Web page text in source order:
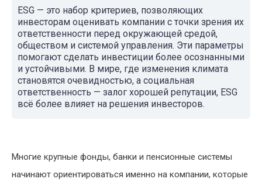
ESG — это набор критериев, позволяющих
инвесторам оценивать компании с точки зрения их
ответственности перед окружающей средой,
обществом и системой управления. Эти параметры
помогают сделать инвестиции более осознанными
и устойчивыми. В мире, где изменения климата
становятся очевидностью, а социальная
ответственность — залог хорошей репутации, ESG
всё более влияет на решения инвесторов.
Многие крупные фонды, банки и пенсионные системы
начинают ориентироваться именно на компании, которые